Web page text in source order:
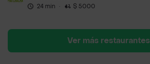
24 min · $ 5000
Ver más restaurantes